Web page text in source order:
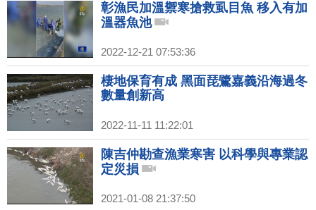
彰漁民加溫禦寒搶救虱目魚 移入有加
溫器魚池
2022-12-21 07:53:36
棲地保育有成 黑面琵鷺嘉義沿海過冬
數量創新高
2022-11-11 11:22:01
陳吉仲勘查漁業寒害 以科學與專業認
定災損
2021-01-08 21:37:50